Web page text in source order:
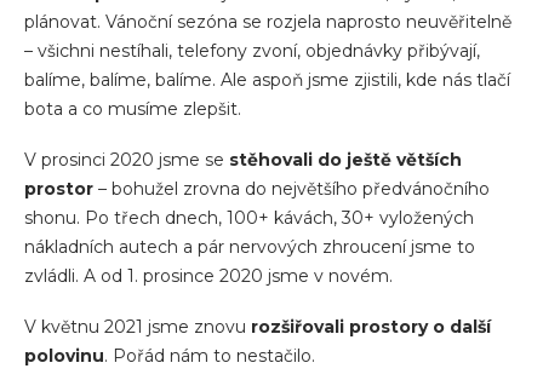
plánovat. Vánoční sezóna se rozjela naprosto neuvěřitelně
– všichni nestíhali, telefony zvoní, objednávky přibývají,
balíme, balíme, balíme. Ale aspoň jsme zjistili, kde nás tlačí
bota a co musíme zlepšit.
V prosinci 2020 jsme se stěhovali do ještě větších
prostor – bohužel zrovna do největšího předvánočního
shonu. Po třech dnech, 100+ kávách, 30+ vyložených
nákladních autech a pár nervových zhroucení jsme to
zvládli. A od 1. prosince 2020 jsme v novém.
V květnu 2021 jsme znovu rozšiřovali prostory o další
polovinu. Pořád nám to nestačilo.